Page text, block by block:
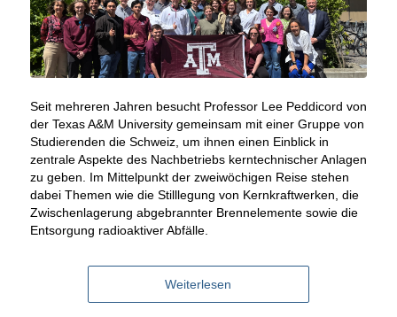
Seit mehreren Jahren besucht Professor Lee Peddicord von
der Texas A&M University gemeinsam mit einer Gruppe von
Studierenden die Schweiz, um ihnen einen Einblick in
zentrale Aspekte des Nachbetriebs kerntechnischer Anlagen
zu geben. Im Mittelpunkt der zweiwöchigen Reise stehen
dabei Themen wie die Stilllegung von Kernkraftwerken, die
Zwischenlagerung abgebrannter Brennelemente sowie die
Entsorgung radioaktiver Abfälle.
Weiterlesen